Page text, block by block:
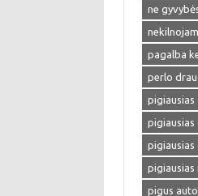
ne
pagalba
perlo
pigiausias
pigiausias
pigiausias
pigus